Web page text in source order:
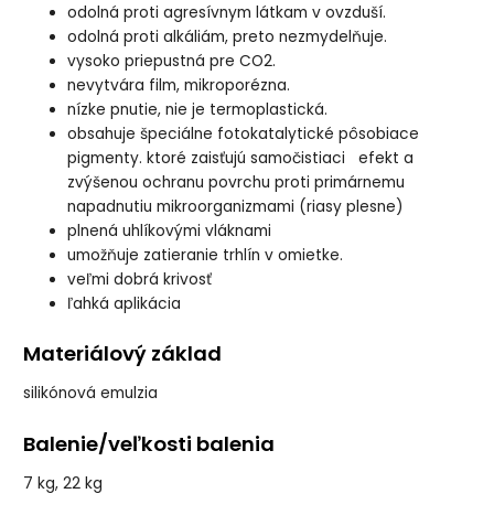
odolná proti agresívnym látkam v ovzduší.
odolná proti alkáliám, preto nezmydelňuje.
vysoko priepustná pre CO2.
nevytvára film, mikroporézna.
nízke pnutie, nie je termoplastická.
obsahuje špeciálne fotokatalytické pôsobiace
pigmenty. ktoré zaisťujú samočistiaci efekt a
zvýšenou ochranu povrchu proti primárnemu
napadnutiu mikroorganizmami (riasy plesne)
plnená uhlíkovými vláknami
umožňuje zatieranie trhlín v omietke.
veľmi dobrá krivosť
ľahká aplikácia
Materiálový základ
silikónová emulzia
Balenie/veľkosti balenia
7 kg, 22 kg